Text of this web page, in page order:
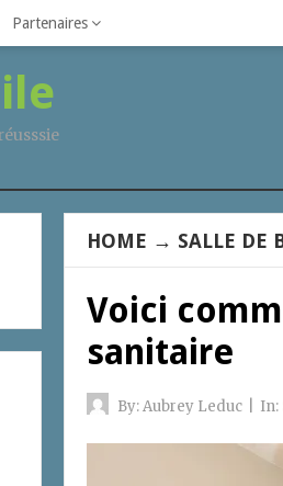
Partenaires
HOME → SALLE DE
Voici
sanitaire
By:Aubrey Leduc In: